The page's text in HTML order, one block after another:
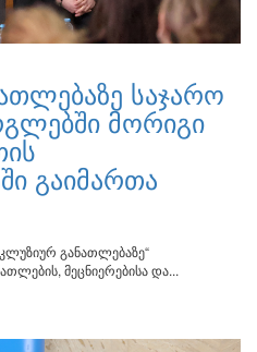
საჯარო
მორიგი
გაიმართა
განათლებაზე“
მეცნიერებისა და...